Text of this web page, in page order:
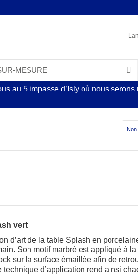
MESURE
au 5 impasse d’Isly où nous
Non
vert
d’art de la table Splash en
Son motif marbré est appliqué à
sur la surface émaillée afin de
technique d’application rend ainsi